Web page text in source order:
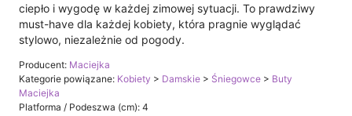
ciepło i wygodę w każdej zimowej sytuacji. To prawdziwy
must-have dla każdej kobiety, która pragnie wyglądać
stylowo, niezależnie od pogody.
Producent: Maciejka
Kategorie powiązane: Kobiety > Damskie > Śniegowce > Buty
Maciejka
Platforma / Podeszwa (cm): 4